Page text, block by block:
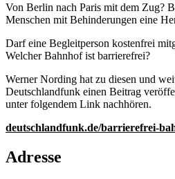
Von Berlin nach Paris mit dem Zug?
Menschen mit Behinderungen eine
Darf eine Begleitperson kostenfrei
Welcher Bahnhof ist barrierefrei?
Werner Nording hat zu diesen und
Deutschlandfunk einen Beitrag
unter folgendem Link nachhören.
deutschlandfunk.de/barrierefrei-
Adresse